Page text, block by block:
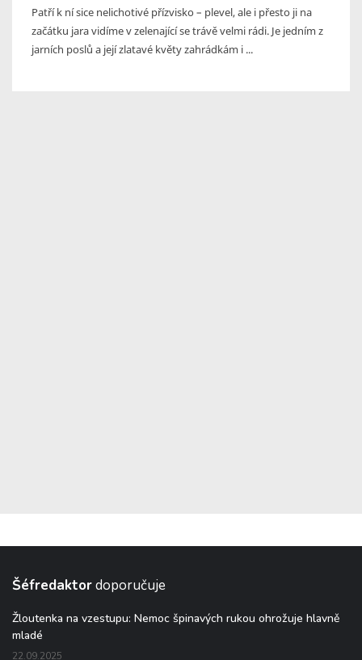
Patří k ní sice nelichotivé přízvisko – plevel, ale i přesto ji na
začátku jara vidíme v zelenající se trávě velmi rádi. Je jedním z
jarních poslů a její zlatavé květy zahrádkám i ...
Šéfredaktordoporučuje
Žloutenka na vzestupu: Nemoc špinavých rukou ohrožuje hlavně
mladé
22.09.2025